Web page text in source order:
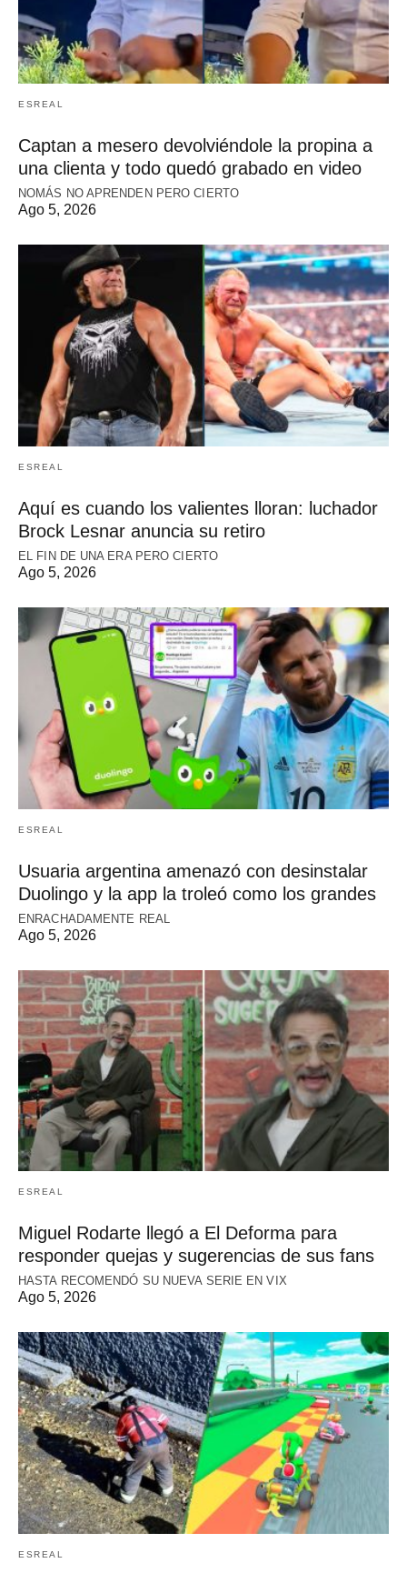
ESREAL
Captan a mesero devolviéndole la propina a
una clienta y todo quedó grabado en video
NOMÁS NO APRENDEN PERO CIERTO
Ago 5, 2026
ESREAL
Aquí es cuando los valientes lloran: luchador
Brock Lesnar anuncia su retiro
EL FIN DE UNA ERA PERO CIERTO
Ago 5, 2026
ESREAL
Usuaria argentina amenazó con desinstalar
Duolingo y la app la troleó como los grandes
ENRACHADAMENTE REAL
Ago 5, 2026
ESREAL
Miguel Rodarte llegó a El Deforma para
responder quejas y sugerencias de sus fans
HASTA RECOMENDÓ SU NUEVA SERIE EN VIX
Ago 5, 2026
ESREAL